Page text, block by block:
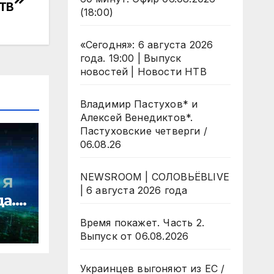
(18:00)
«Сегодня»: 6 августа 2026
года. 19:00 | Выпуск
новостей | Новости НТВ
Владимир Пастухов* и
Алексей Венедиктов*.
Пастуховские четверги /
06.08.26
NEWSROOM | СОЛОВЬЁВLIVE
| 6 августа 2026 года
Время покажет. Часть 2.
Выпуск от 06.08.2026
Украинцев выгоняют из ЕС /